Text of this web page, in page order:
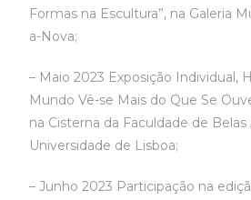
Formas na Escultura”, na Galeria
a-Nova;
– Maio 2023 Exposição Individual,
Mundo Vê-se Mais do Que Se
na Cisterna da Faculdade de Belas
Universidade de Lisboa;
– Junho 2023 Participação na